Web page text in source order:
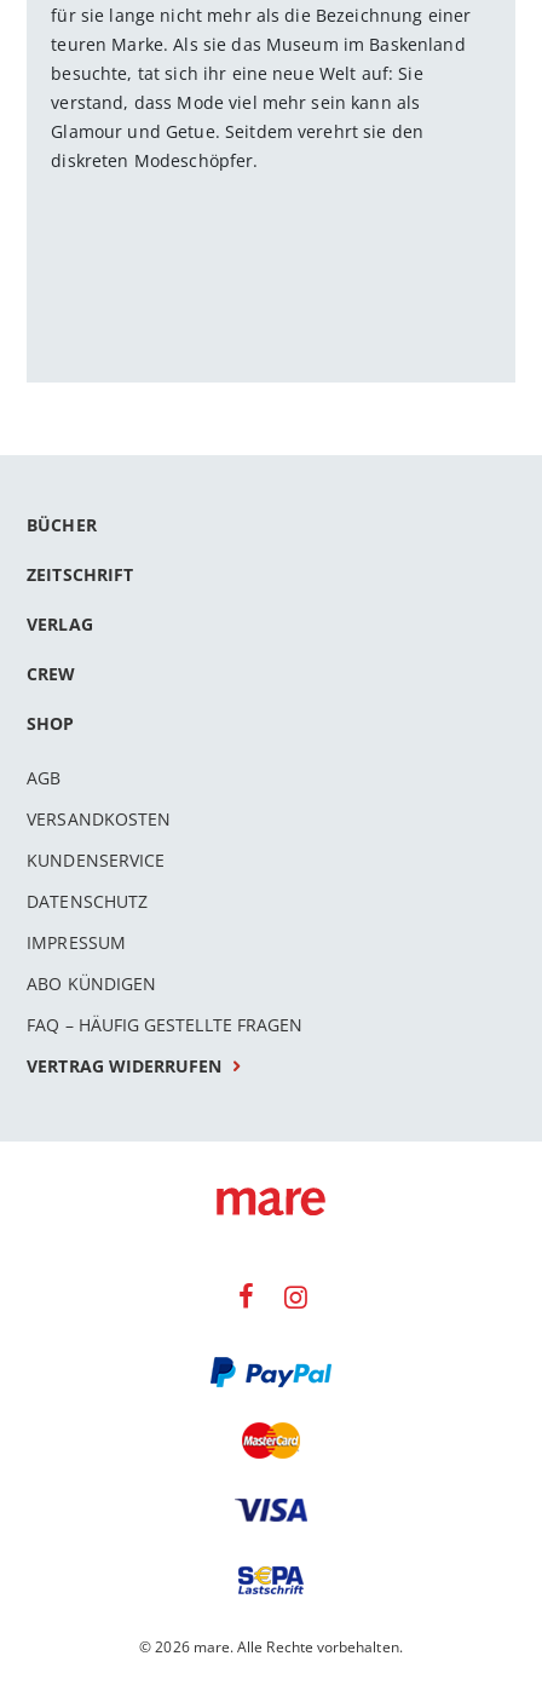
für sie lange nicht mehr als die Bezeichnung einer
teuren Marke. Als sie das Museum im Baskenland
besuchte, tat sich ihr eine neue Welt auf: Sie
verstand, dass Mode viel mehr sein kann als
Glamour und Getue. Seitdem verehrt sie den
diskreten Modeschöpfer.
BÜCHER
ZEITSCHRIFT
VERLAG
CREW
SHOP
AGB
VERSANDKOSTEN
KUNDENSERVICE
DATENSCHUTZ
IMPRESSUM
ABO KÜNDIGEN
FAQ – HÄUFIG GESTELLTE FRAGEN
VERTRAG WIDERRUFEN
© 2026 mare. Alle Rechte vorbehalten.